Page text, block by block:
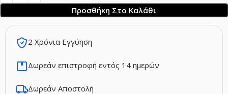
2 Χρόνια Εγγύηση
Δωρεάν επιστροφή εντός 14 ημερών
Δωρεάν Αποστολή
Προσθήκη Στο Καλάθι